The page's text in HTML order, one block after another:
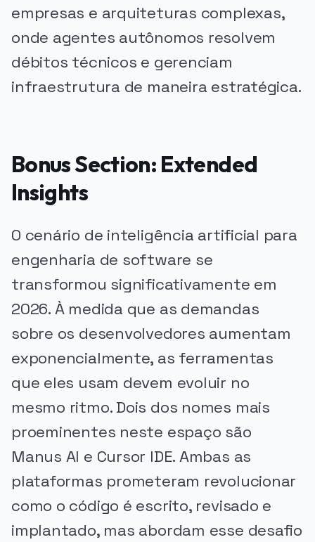
empresas e arquiteturas complexas,
onde agentes autônomos resolvem
débitos técnicos e gerenciam
infraestrutura de maneira estratégica.
Bonus Section: Extended
Insights
O cenário de inteligência artificial para
engenharia de software se
transformou significativamente em
2026. À medida que as demandas
sobre os desenvolvedores aumentam
exponencialmente, as ferramentas
que eles usam devem evoluir no
mesmo ritmo. Dois dos nomes mais
proeminentes neste espaço são
Manus AI e Cursor IDE. Ambas as
plataformas prometeram revolucionar
como o código é escrito, revisado e
implantado, mas abordam esse desafio